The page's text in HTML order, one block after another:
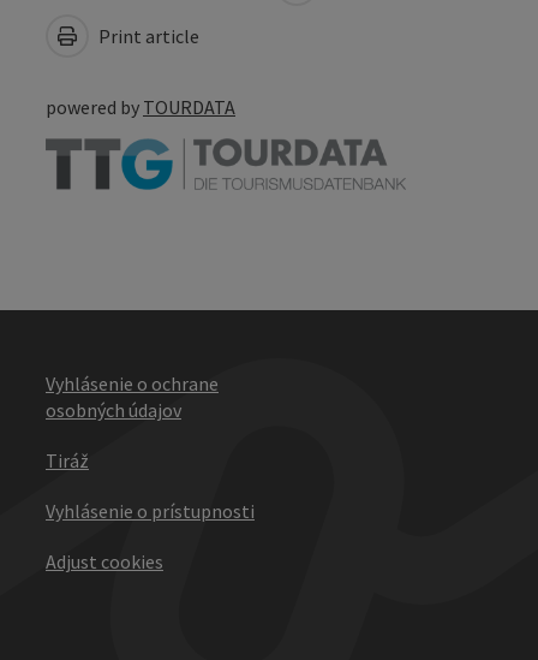
Print article
powered by TOURDATA
Vyhlásenie o ochrane
osobných údajov
Tiráž
Vyhlásenie o prístupnosti
Adjust cookies